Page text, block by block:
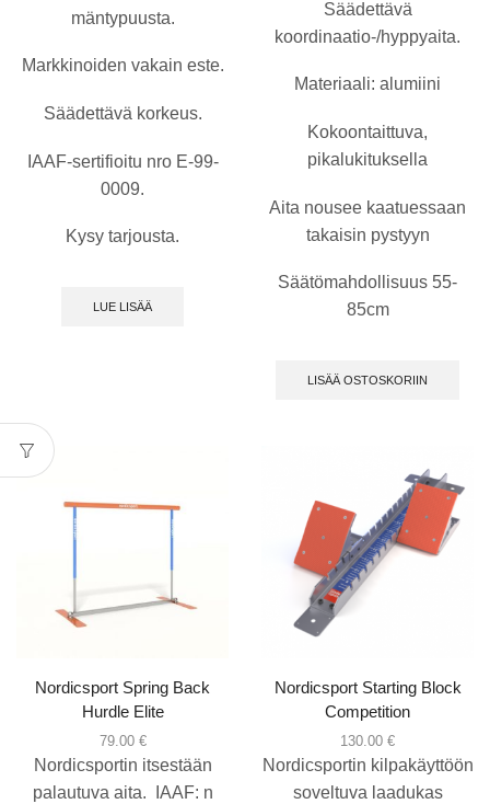
mäntypuusta.
Markkinoiden vakain este.
Säädettävä korkeus.
IAAF-sertifioitu nro E-99-
0009.
Kysy tarjousta.
LUE LISÄÄ
Säädettävä
koordinaatio-/hyppyaita.
Materiaali: alumiini
Kokoontaittuva,
pikalukituksella
Aita nousee kaatuessaan
takaisin pystyyn
Säätömahdollisuus 55-
85cm
LISÄÄ OSTOSKORIIN
Nordicsport Spring Back
Hurdle Elite
79.00 €
Nordicsportin itsestään
palautuva aita. IAAF: n
Nordicsport Starting Block
Competition
130.00 €
Nordicsportin kilpakäyttöön
soveltuva laadukas